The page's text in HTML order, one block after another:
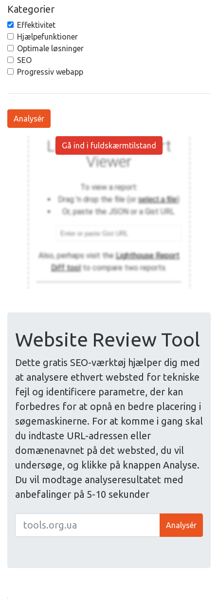
Kategorier
Effektivitet
Hjælpefunktioner
Optimale løsninger
SEO
Progressiv webapp
Analysér
Gå ind i fuldskærmtilstand
Website Review Tool
Dette gratis SEO-værktøj hjælper dig med
at analysere ethvert websted for tekniske
fejl og identificere parametre, der kan
forbedres for at opnå en bedre placering i
søgemaskinerne. For at komme i gang skal
du indtaste URL-adressen eller
domænenavnet på det websted, du vil
undersøge, og klikke på knappen Analyse.
Du vil modtage analyseresultatet med
anbefalinger på 5-10 sekunder
Analysér